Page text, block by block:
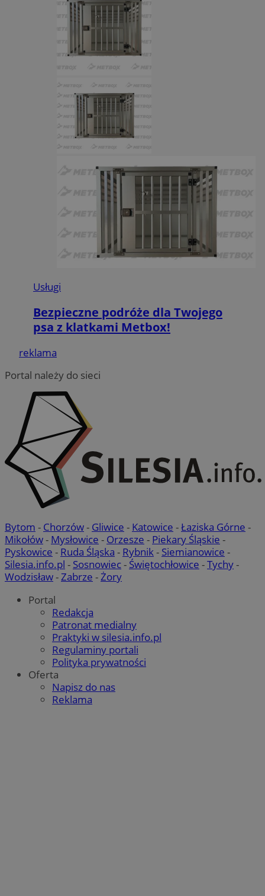
Usługi
Bezpieczne podróże dla Twojego
psa z klatkami Metbox!
reklama
Portal należy do sieci
Bytom - Chorzów- Gliwice - Katowice -Łaziska Górne -
Mikołów- Mysłowice - Orzesze - Piekary Śląskie -
Pyskowice - Ruda Śląska - Rybnik- Siemianowice -
Silesia.info.pl - Sosnowiec- Świętochłowice -Tychy-
Wodzisław-Zabrze -Żory
Portal
Redakcja
Patronat medialny
Praktyki w silesia.info.pl
Regulaminy portali
Polityka prywatności
Oferta
Napisz do nas
Reklama